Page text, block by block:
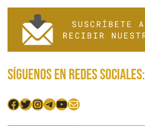
Síguenos en redes sociales:
Facebook
Twitter
Instagram
Telegram
YouTube
Mail